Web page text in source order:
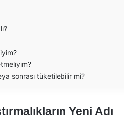
sonrası tüketilebilir mi?
Yeni Adı